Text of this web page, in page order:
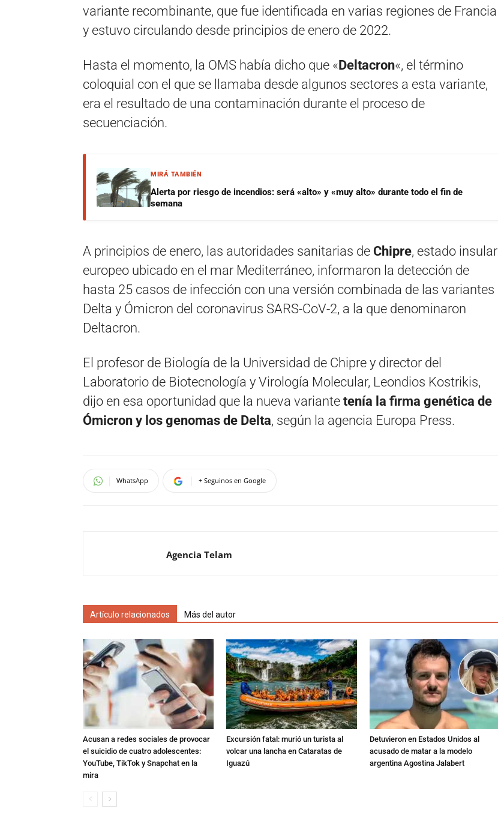
variante recombinante, que fue identificada en varias regiones de Francia
y estuvo circulando desde principios de enero de 2022.
Hasta el momento, la OMS había dicho que «Deltacron«, el término
coloquial con el que se llamaba desde algunos sectores a esta variante,
era el resultado de una contaminación durante el proceso de
secuenciación.
MIRÁ TAMBIÉN
Alerta por riesgo de incendios: será «alto» y «muy alto» durante todo el fin de
semana
A principios de enero, las autoridades sanitarias de Chipre, estado insular
europeo ubicado en el mar Mediterráneo, informaron la detección de
hasta 25 casos de infección con una versión combinada de las variantes
Delta y Ómicron del coronavirus SARS-CoV-2, a la que denominaron
Deltacron.
El profesor de Biología de la Universidad de Chipre y director del
Laboratorio de Biotecnología y Virología Molecular, Leondios Kostrikis,
dijo en esa oportunidad que la nueva variante tenía la firma genética de
Ómicron y los genomas de Delta, según la agencia Europa Press.
WhatsApp + Seguinos en Google
Agencia Telam
Artículo relacionados Más del autor
Acusan a redes sociales de provocar
el suicidio de cuatro adolescentes:
YouTube, TikTok y Snapchat en la
mira
Excursión fatal: murió un turista al
volcar una lancha en Cataratas de
Iguazú
Detuvieron en Estados Unidos al
acusado de matar a la modelo
argentina Agostina Jalabert